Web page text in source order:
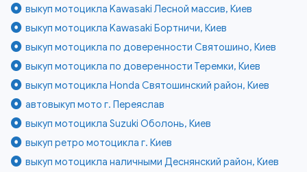
выкуп мотоцикла Kawasaki Лесной массив, Киев
выкуп мотоцикла Kawasaki Бортничи, Киев
выкуп мотоцикла по доверенности Святошино, Киев
выкуп мотоцикла по доверенности Теремки, Киев
выкуп мотоцикла Honda Святошинский район, Киев
автовыкуп мото г. Переяслав
выкуп мотоцикла Suzuki Оболонь, Киев
выкуп ретро мотоцикла г. Киев
выкуп мотоцикла наличными Деснянский район, Киев